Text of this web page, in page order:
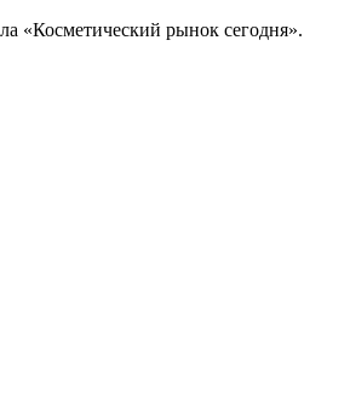
«Косметический рынок сегодня».